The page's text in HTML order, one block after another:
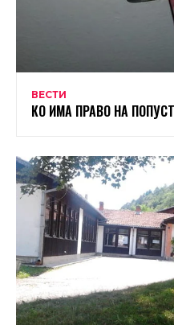
ВЕСТИ
КО ИМА ПРАВО НА